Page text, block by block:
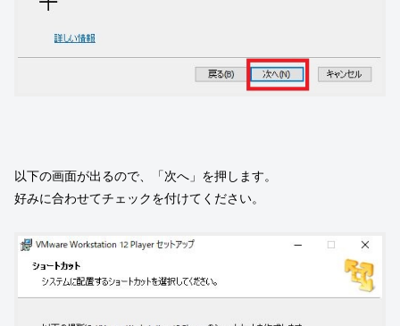
以下の画面が出るので、「次へ」を押します。
好みに合わせてチェックを付けてください。